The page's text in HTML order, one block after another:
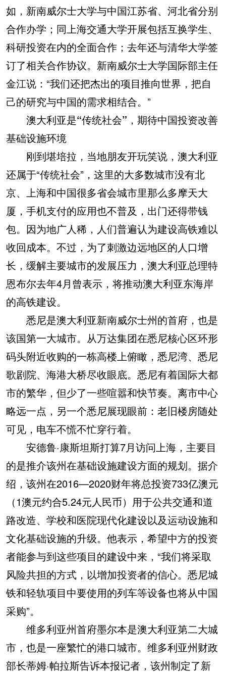
如，新南威尔士大学与中国江苏省、河北省分别
合作办学；同上海交通大学开展包括互换学生、
科研投资在内的全面合作；去年还与清华大学签
订了相关合作协议。新南威尔士大学国际部主任
金江说：“我们还把杰出的项目推向世界，把自
己的研究与中国的需求相结合。”
澳大利亚是“传统社会”，期待中国投资改善
基础设施环境
刚到堪培拉，当地朋友开玩笑说，澳大利亚
还属于“传统社会”，这里的大多数城市没有北
京、上海和中国很多省会城市里那么多摩天大
厦，手机支付的应用也不普及，出门还得带钱
包。因为地广人稀，人们普遍认为建设高铁难以
收回成本。不过，为了刺激边远地区的人口增
长，缓解主要城市的发展压力，澳大利亚总理特
恩布尔去年4月曾表示，将推动澳大利亚东海岸
的高铁建设。
悉尼是澳大利亚新南威尔士州的首府，也是
该国第一大城市。从万达集团在悉尼核心区环形
码头附近收购的一栋高楼上俯瞰，悉尼湾、悉尼
歌剧院、海港大桥尽收眼底。悉尼有着国际大都
市的繁华，但少了一些喧嚣和快节奏。离市中心
略远一点，另一个悉尼展现眼前：老旧楼房随处
可见，电车不慌不忙穿行着。
安德鲁·康斯坦斯打算7月访问上海，主要目
的是推介该州在基础设施建设方面的规划。据介
绍，该州在2016—2020财年将总投资733亿澳元
（1澳元约合5.24元人民币）用于公共交通和道
路改造、学校和医院现代化建设以及运动设施和
文化基础设施的升级。他表示，希望中方的投资
者能参与到这些项目的建设中来，“我们将采取
风险共担的方式，以增加投资者的信心。悉尼城
铁和轻轨项目中要使用的列车等设备也将从中国
采购”。
维多利亚州首府墨尔本是澳大利亚第二大城
市，也是一座繁忙的港口城市。维多利亚州财政
部长蒂姆·帕拉斯告诉本报记者，该州制定了新